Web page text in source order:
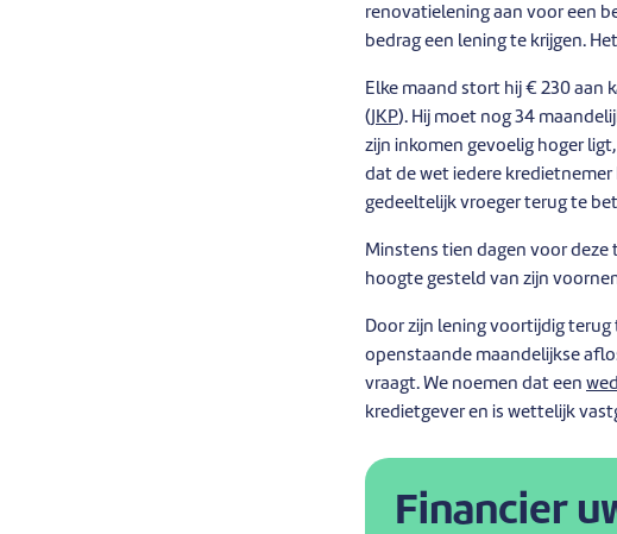
renovatielening aan voor een
bedrag een lening te krijgen.
Elke maand stort hij € 230
( JKP). Hij moet nog 34
zijn inkomen gevoelig hoger
dat de wet iedere
gedeeltelijk vroeger terug te
Minstens tien dagen voor
hoogte gesteld van zijn
Door zijn lening voortijdig
openstaande maandelijkse
vraagt. We noemen dat een
kredietgever en is wettelijk
Financier